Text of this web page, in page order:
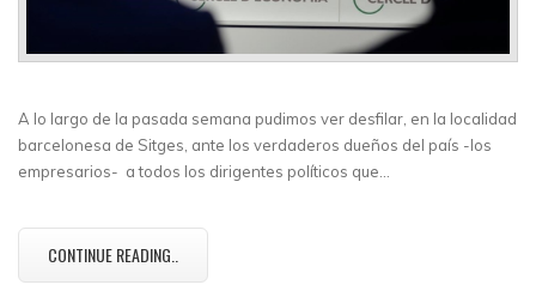
A lo largo de la pasada semana pudimos ver desfilar, en la localidad
barcelonesa de Sitges, ante los verdaderos dueños del país -los
empresarios- a todos los dirigentes políticos que…
CONTINUE READING..